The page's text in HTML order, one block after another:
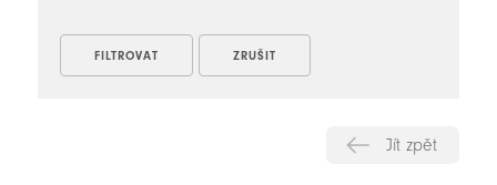
Jít zpět